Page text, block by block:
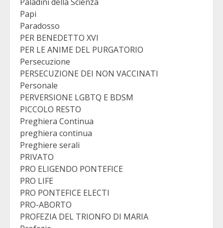
Papi
Paradosso
PER BENEDETTO XVI
PER LE ANIME DEL PURGATORIO
Persecuzione
PERSECUZIONE DEI NON VACCINATI
Personale
PERVERSIONE LGBTQ E BDSM
PICCOLO RESTO
Preghiera Continua
preghiera continua
Preghiere serali
PRIVATO
PRO ELIGENDO PONTEFICE
PRO LIFE
PRO PONTEFICE ELECTI
PRO-ABORTO
PROFEZIA DEL TRIONFO DI MARIA